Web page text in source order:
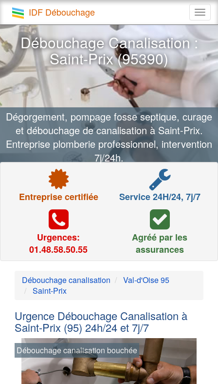
IDF Débouchage
Débouchage Canalisation :
Saint-Prix (95390)
Dégorgement, pompage fosse septique, curage
et débouchage de canalisation à Saint-Prix.
Entreprise plomberie professionnel, intervention
7j/24h.
Entreprise certifiée Service 24H/24, 7j/7
Urgences:
01.48.58.50.55
Agréé par les
assurances
Débouchage canalisation
Val-d'Oise 95
Saint-Prix
Urgence Débouchage Canalisation à
Saint-Prix (95) 24h/24 et 7j/7
Débouchage canalisation bouchée